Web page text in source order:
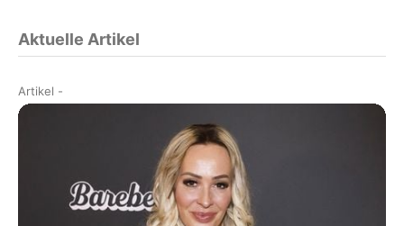
Aktuelle Artikel
Artikel -